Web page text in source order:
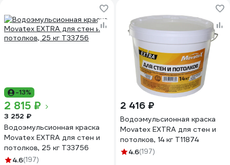
-13%
2 815 ₽
3 252 ₽
Водоэмульсионная краска
Movatex EXTRA для стен и
потолков, 25 кг Т33756
4.6(197)
2 416 ₽
Водоэмульсионная краска
Movatex EXTRA для стен и
потолков, 14 кг Т11874
4.6(197)